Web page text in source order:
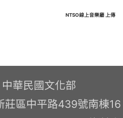
NTSO線上音樂廳 上傳
華民國文化部
莊區中平路439號南棟16